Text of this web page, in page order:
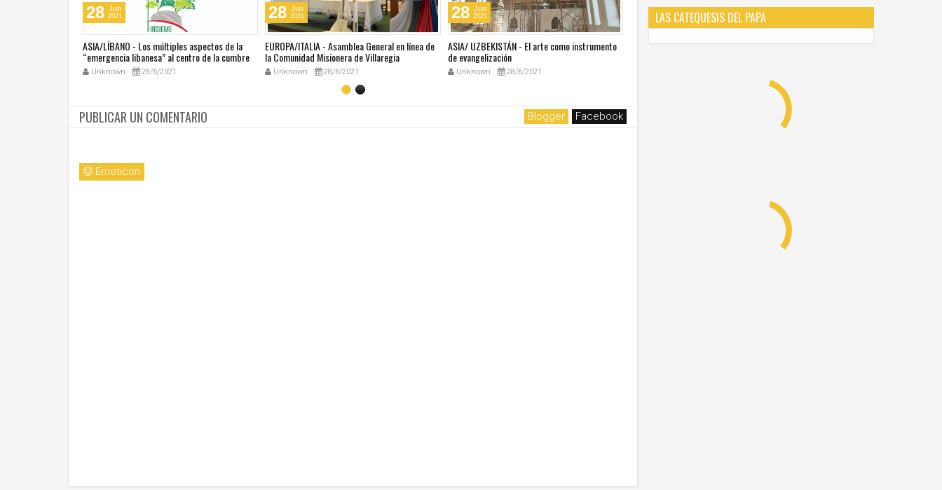
28 Jun
2021
ASIA/LÍBANO - Los múltiples aspectos de la
“emergencia libanesa” al centro de la cumbre
eclesial convocada por el Papa Francisco
Unknown 28/6/2021
28 Jun
2021
EUROPA/ITALIA - Asamblea General en línea de
la Comunidad Misionera de Villaregia
Unknown 28/6/2021
28 Jun
2021
ASIA/ UZBEKISTÁN - El arte como instrumento
de evangelización
Unknown 28/6/2021
28 Jun
2021
AMERICA/PERU' - Los obispos: "la Iglesia cree
28 Jun
VATICANO - Oración mariana por
PUBLICAR UN COMENTARIO Blogger Facebook
Emoticon
LAS CATEQUESIS DEL PAPA